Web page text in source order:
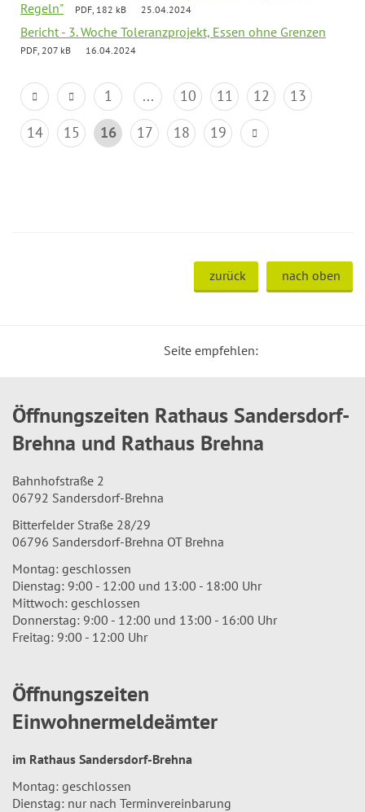
Regeln"
PDF, 182 kB 25.04.2024
Bericht - 3. Woche Toleranzprojekt, Essen ohne Grenzen
PDF, 207 kB 16.04.2024
1 ... 10 11 12
13
14
15 16 17 18 19
zurück nach oben
Seite empfehlen:
Öffnungszeiten Rathaus Sandersdorf-
Brehna und Rathaus Brehna
Bahnhofstraße 2
06792 Sandersdorf-Brehna
Bitterfelder Straße 28/29
06796 Sandersdorf-Brehna OT Brehna
Montag: geschlossen
Dienstag: 9:00 - 12:00 und 13:00 - 18:00 Uhr
Mittwoch: geschlossen
Donnerstag: 9:00 - 12:00 und 13:00 - 16:00 Uhr
Freitag: 9:00 - 12:00 Uhr
Öffnungszeiten
Einwohnermeldeämter
im Rathaus Sandersdorf-Brehna
Montag: geschlossen
Dienstag: nur nach Terminvereinbarung